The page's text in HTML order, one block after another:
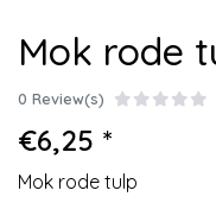
Mok rode
0 Review(s)
€6,25 *
Mok rode tulp